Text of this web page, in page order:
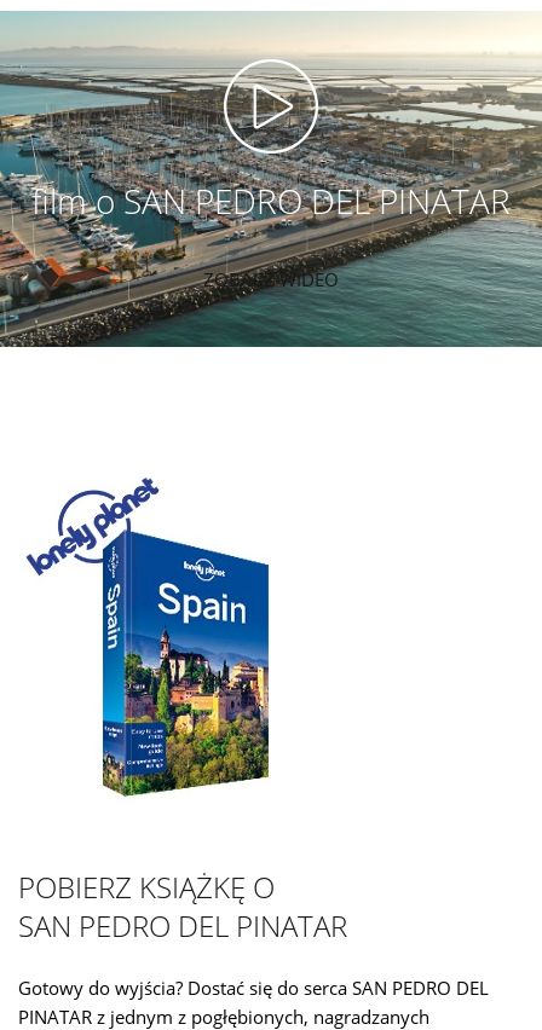
film o SAN PEDRO DEL PINATAR
ZOBACZ WIDEO
POBIERZ KSIĄŻKĘ O
SAN PEDRO DEL PINATAR
Gotowy do wyjścia? Dostać się do serca SAN PEDRO DEL
PINATAR z jednym z pogłębionych, nagradzanych